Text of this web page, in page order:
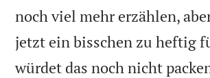
noch viel mehr erzählen,
jetzt ein bisschen zu heftig
würdet das noch nicht